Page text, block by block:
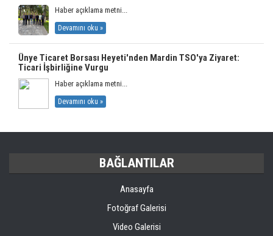
Haber açıklama metni...
Devamını oku »
Ünye Ticaret Borsası Heyeti'nden Mardin TSO'ya Ziyaret:
Ticari İşbirliğine Vurgu
Haber açıklama metni...
Devamını oku »
BAĞLANTILAR
Anasayfa
Fotoğraf Galerisi
Video Galerisi